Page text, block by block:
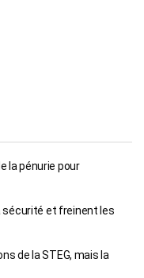
la pénurie pour
sécurité et freinent les
de la STEG, mais la